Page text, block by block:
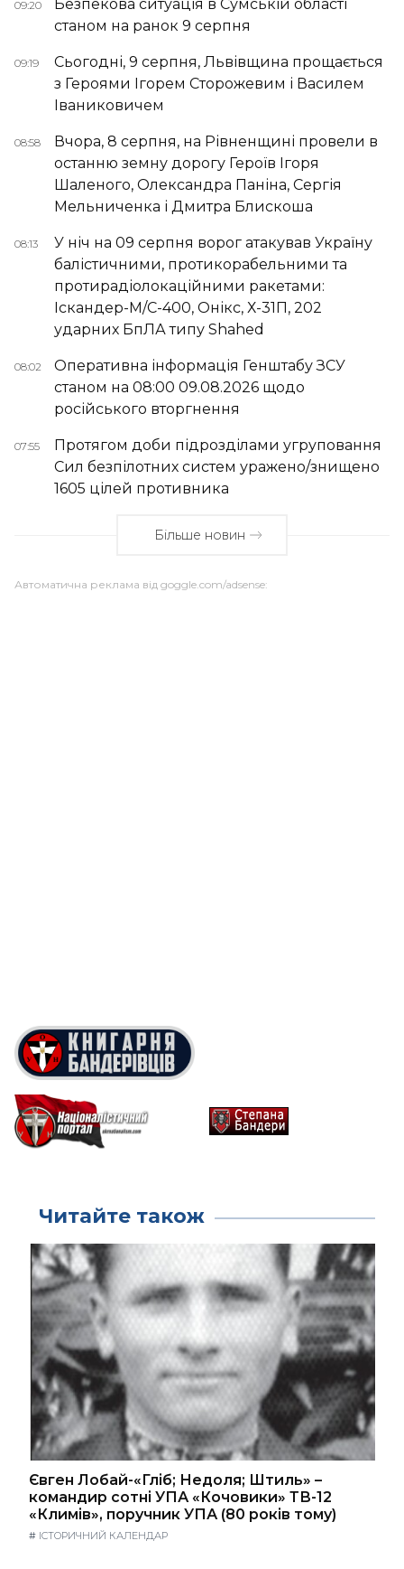
09:20
Безпекова ситуація в Сумській області
станом на ранок 9 серпня
09:19
Сьогодні, 9 серпня, Львівщина прощається
з Героями Ігорем Сторожевим і Василем
Іваниковичем
08:58
Вчора, 8 серпня, на Рівненщині провели в
останню земну дорогу Героїв Ігоря
Шаленого, Олександра Паніна, Сергія
Мельниченка і Дмитра Блискоша
08:13
У ніч на 09 серпня ворог атакував Україну
балістичними, протикорабельними та
протирадіолокаційними ракетами:
Іскандер-М/С-400, Онікс, Х-31П, 202
ударних БпЛА типу Shahed
08:02
Оперативна інформація Генштабу ЗСУ
станом на 08:00 09.08.2026 щодо
російського вторгнення
07:55
Протягом доби підрозділами угруповання
Сил безпілотних систем уражено/знищено
1605 цілей противника
Більше новин
Автоматична реклама від goggle.com/adsense:
Читайте також
Євген Лобай-«Гліб; Недоля; Штиль» –
командир сотні УПА «Кочовики» ТВ-12
«Климів», поручник УПА (80 років тому)
# ІСТОРИЧНИЙ КАЛЕНДАР